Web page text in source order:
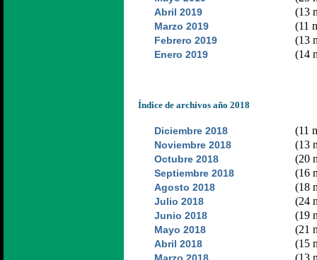
Abril 2019 (13
Marzo 2019 (11
Febrero 2019 (13
Enero 2019 (14
Índice de archivos año 2018
Diciembre 2018 (11
Noviembre 2018 (13
Octubre 2018 (20
Septiembre 2018 (16
Agosto 2018 (18
Julio 2018 (24
Junio 2018 (19
Mayo 2018 (21
Abril 2018 (15
(13